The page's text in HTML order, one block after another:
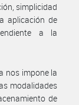
simplicidad
aplicación de
a la
nos impone la
modalidades
de